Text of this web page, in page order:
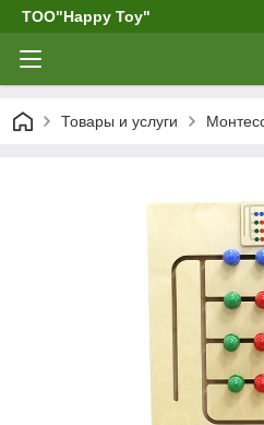
ТОО"Happy Toy"
Товары и услуги